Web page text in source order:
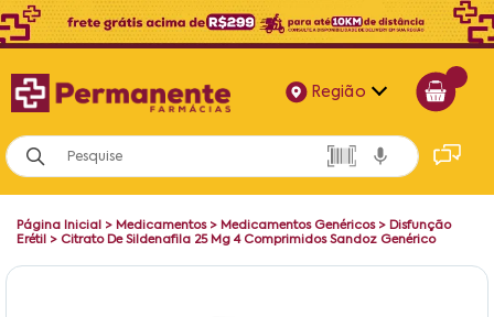
Região
Alagoas
Bahia
Paraíba
Página Inicial > Medicamentos> Medicamentos Genéricos> Disfunção
Erétil > Citrato De Sildenafila 25 Mg 4 Comprimidos Sandoz Genérico